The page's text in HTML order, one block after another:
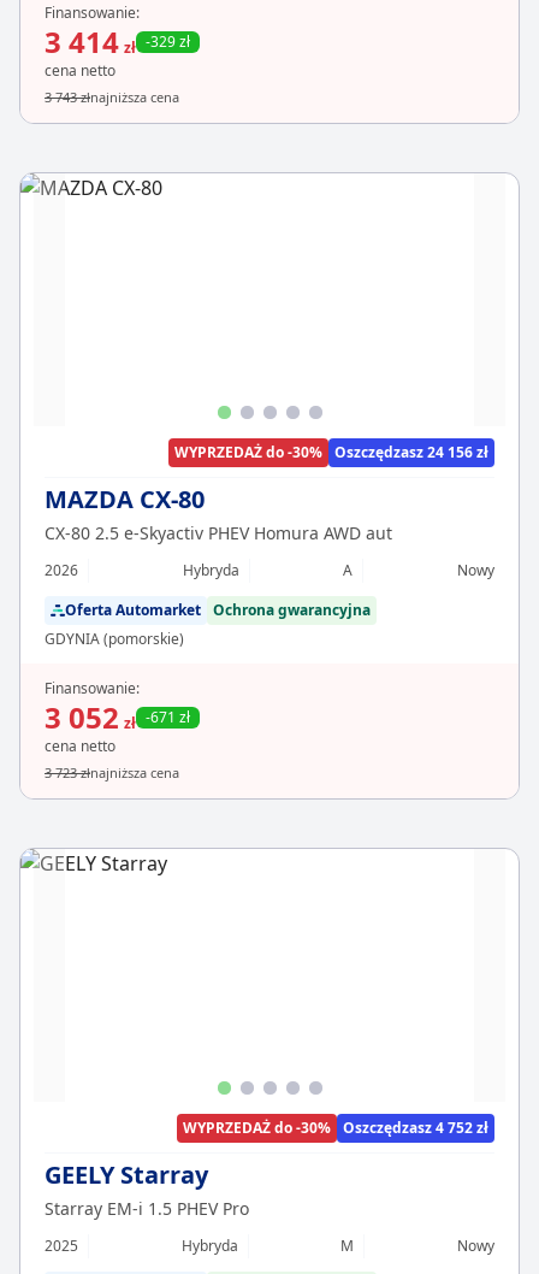
Finansowanie:
3 414 zł -329 zł
cena netto
3 743 złnajniższa cena
WYPRZEDAŻ do -30% Oszczędzasz 24 156 zł
MAZDA CX-80
CX-80 2.5 e-Skyactiv PHEV Homura AWD aut
2026 Hybryda A
Nowy
Oferta Automarket Ochrona gwarancyjna
GDYNIA (pomorskie)
Finansowanie:
3 052 zł -671 zł
cena netto
3 723 złnajniższa cena
WYPRZEDAŻ do -30% Oszczędzasz 4 752 zł
GEELY Starray
Starray EM-i 1.5 PHEV Pro
2025 Hybryda M
Nowy